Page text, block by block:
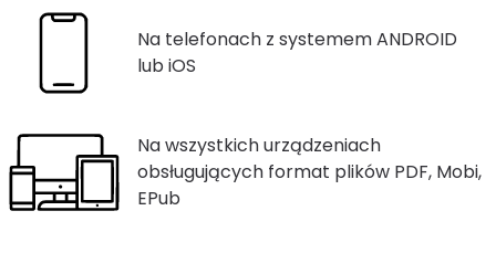
Na telefonach z systemem ANDROID
lub iOS
Na wszystkich urządzeniach
obsługujących format plików PDF, Mobi,
EPub